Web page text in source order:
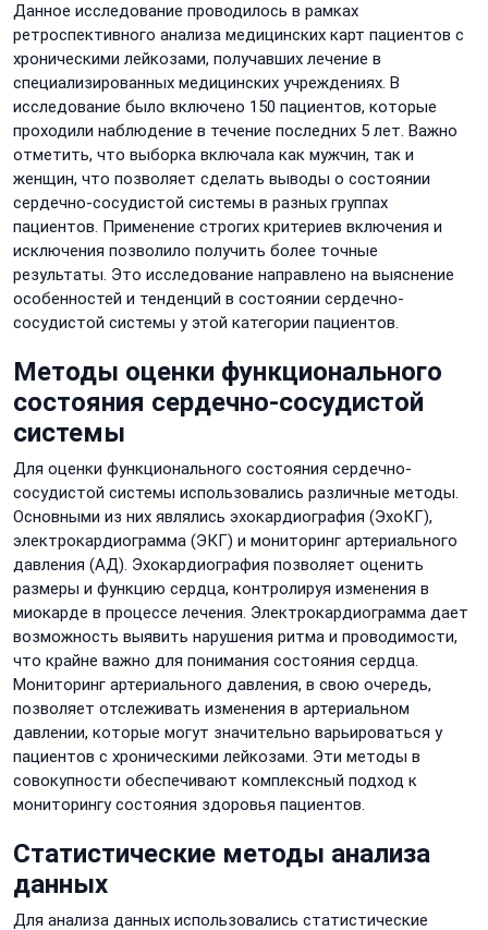
Данное исследование проводилось в рамках
ретроспективного анализа медицинских карт пациентов с
хроническими лейкозами, получавших лечение в
специализированных медицинских учреждениях. В
исследование было включено 150 пациентов, которые
проходили наблюдение в течение последних 5 лет. Важно
отметить, что выборка включала как мужчин, так и
женщин, что позволяет сделать выводы о состоянии
сердечно-сосудистой системы в разных группах
пациентов. Применение строгих критериев включения и
исключения позволило получить более точные
результаты. Это исследование направлено на выяснение
особенностей и тенденций в состоянии сердечно-
сосудистой системы у этой категории пациентов.
Методы оценки функционального
состояния сердечно-сосудистой
системы
Для оценки функционального состояния сердечно-
сосудистой системы использовались различные методы.
Основными из них являлись эхокардиография (ЭхоКГ),
электрокардиограмма (ЭКГ) и мониторинг артериального
давления (АД). Эхокардиография позволяет оценить
размеры и функцию сердца, контролируя изменения в
миокарде в процессе лечения. Электрокардиограмма дает
возможность выявить нарушения ритма и проводимости,
что крайне важно для понимания состояния сердца.
Мониторинг артериального давления, в свою очередь,
позволяет отслеживать изменения в артериальном
давлении, которые могут значительно варьироваться у
пациентов с хроническими лейкозами. Эти методы в
совокупности обеспечивают комплексный подход к
мониторингу состояния здоровья пациентов.
Статистические методы анализа
данных
Для анализа данных использовались статистические